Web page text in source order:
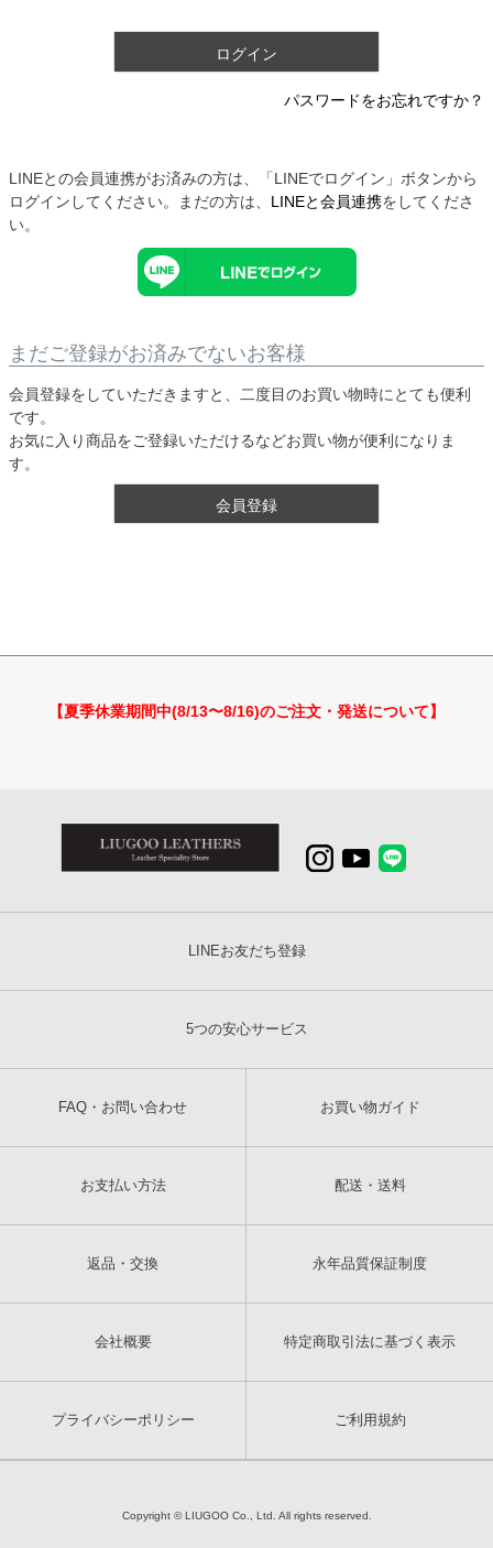
ログイン
パスワードをお忘れですか？
LINEとの会員連携がお済みの方は、「LINEでログイン」ボタンから
ログインしてください。まだの方は、 LINEと会員連携をしてくださ
い。
まだご登録がお済みでないお客様
会員登録をしていただきますと、二度目のお買い物時にとても便利
です。
お気に入り商品をご登録いただけるなどお買い物が便利になりま
す。
会員登録
【夏季休業期間中(8/13〜8/16)のご注文・発送について】
LINEお友だち登録
5つの安心サービス
FAQ・お問い合わせ お買い物ガイド
お支払い方法 配送・送料
返品・交換 永年品質保証制度
会社概要 特定商取引法に基づく表示
プライバシーポリシー ご利用規約
Copyright © LIUGOO Co., Ltd. All rights reserved.